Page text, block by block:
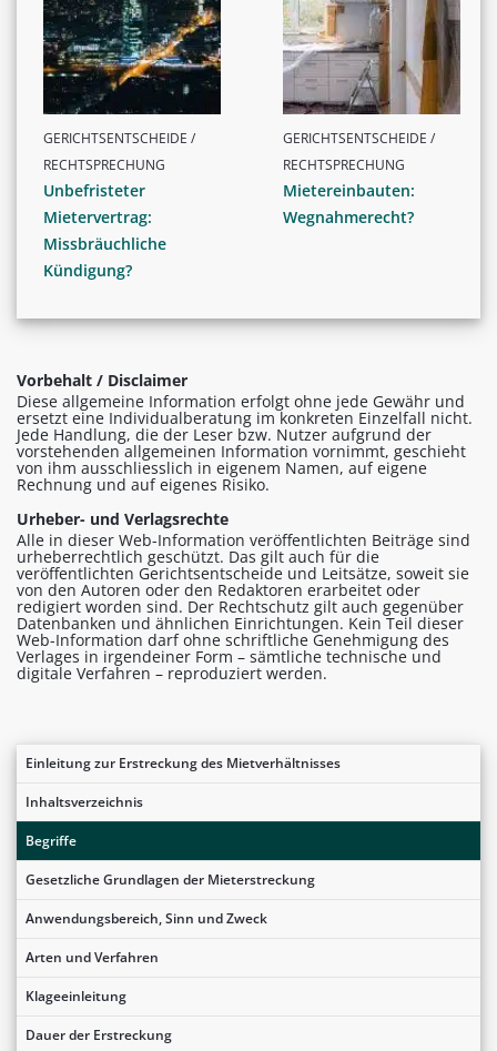
Einleitung zur Erstreckung des Mietverhältnisses
Inhaltsverzeichnis
Begriffe
Gesetzliche Grundlagen der Mieterstreckung
Anwendungsbereich, Sinn und Zweck
Arten und Verfahren
Klageeinleitung
Dauer der Erstreckung
GERICHTSENTSCHEIDE /
RECHTSPRECHUNG
Unbefristeter
Mietervertrag:
Missbräuchliche
Kündigung?
GERICHTSENTSCHEIDE /
RECHTSPRECHUNG
Mietereinbauten:
Wegnahmerecht?
Vorbehalt / Disclaimer
Diese allgemeine Information erfolgt ohne jede Gewähr und
ersetzt eine Individualberatung im konkreten Einzelfall nicht.
Jede Handlung, die der Leser bzw. Nutzer aufgrund der
vorstehenden allgemeinen Information vornimmt, geschieht
von ihm ausschliesslich in eigenem Namen, auf eigene
Rechnung und auf eigenes Risiko.
Urheber- und Verlagsrechte
Alle in dieser Web-Information veröffentlichten Beiträge sind
urheberrechtlich geschützt. Das gilt auch für die
veröffentlichten Gerichtsentscheide und Leitsätze, soweit sie
von den Autoren oder den Redaktoren erarbeitet oder
redigiert worden sind. Der Rechtschutz gilt auch gegenüber
Datenbanken und ähnlichen Einrichtungen. Kein Teil dieser
Web-Information darf ohne schriftliche Genehmigung des
Verlages in irgendeiner Form – sämtliche technische und
digitale Verfahren – reproduziert werden.